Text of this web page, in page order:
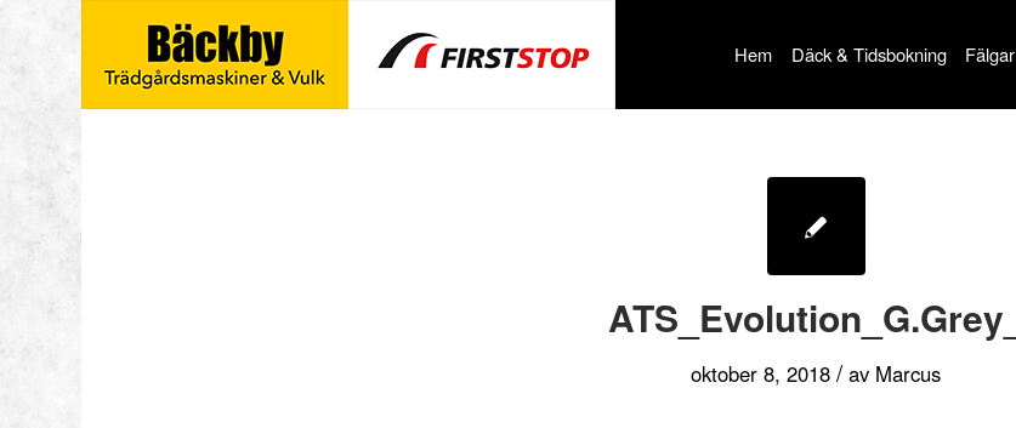
Hem Däck & Tidsbokning Fälgar
ATS_Evolution_G.Grey_
oktober 8, 2018 / av Marcus